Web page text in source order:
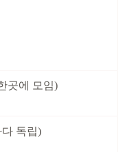
곳에 모임)
독립)